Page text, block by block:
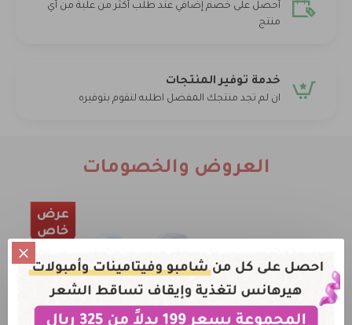
أحصل على خصم إضافي عند طلب أكثر من علبة من أي
منتج
خدمة توفير المنتجات
ان لم تجد منتجك المفضل اطلبه لنقوم بتوفيره
العروض والخصومات